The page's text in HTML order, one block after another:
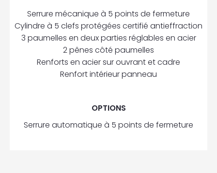
Serrure mécanique à 5 points de fermeture
Cylindre à 5 clefs protégées certifié antieffraction
3 paumelles en deux parties réglables en acier
2 pênes côté paumelles
Renforts en acier sur ouvrant et cadre
Renfort intérieur panneau
OPTIONS
Serrure automatique à 5 points de fermeture